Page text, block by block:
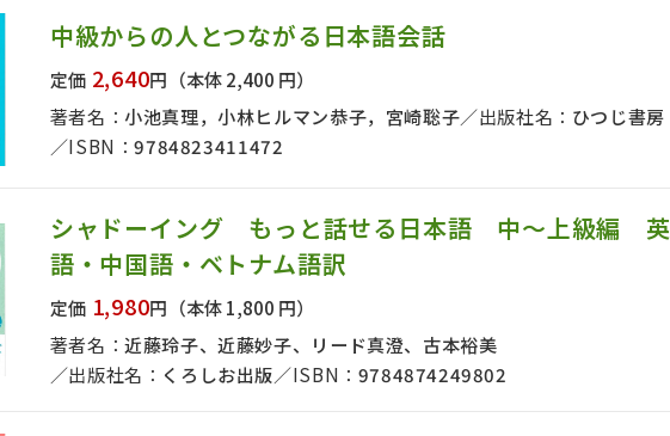
中級からの人とつながる日本語会話
定価 2,640円 （本体 2,400 円）
著者名：小池真理，小林ヒルマン恭子，宮崎聡子 出版社名： ひつじ書房
ISBN：9784823411472
シャドーイング もっと話せる日本語 中～上級編 英
語・中国語・ベトナム語訳
定価 1,980円 （本体 1,800 円）
著者名：近藤玲子、近藤妙子、リード真澄、古本裕美
出版社名： くろしお出版 ISBN： 9784874249802